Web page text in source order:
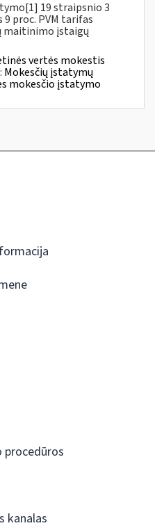
19 straipsnio 3
proc. PVM tarifas
maitinimo įstaigų
vertės mokestis
Mokesčių įstatymų
mokesčio įstatymo
procedūros
kanalas